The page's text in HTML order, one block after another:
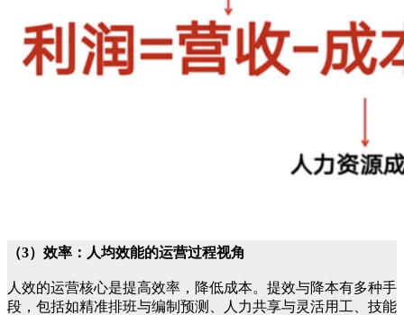
（3）效率：人均效能的运营过程视角
人效的运营核心是提高效率，降低成本。提效与降本有多种手
段，包括如精准排班与编制预测、人力共享与灵活用工、技能